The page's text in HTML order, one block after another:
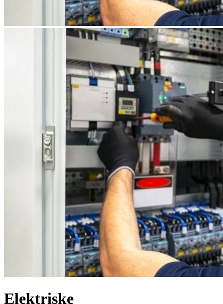
Elektriske